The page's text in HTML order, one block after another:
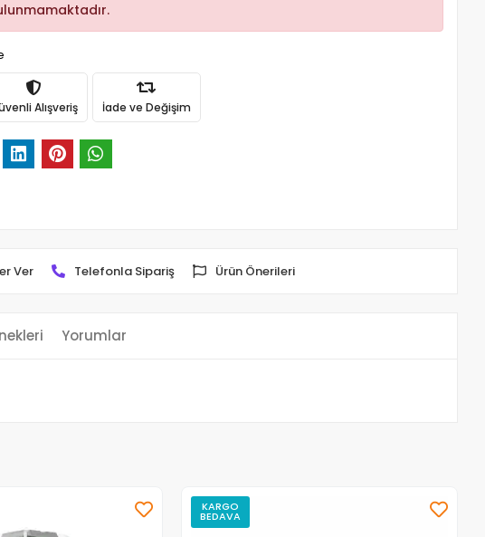
Alışveriş İade ve Değişim
Ver Telefonla Sipariş Ürün Önerileri
Yorumlar
KARGO
BEDAVA